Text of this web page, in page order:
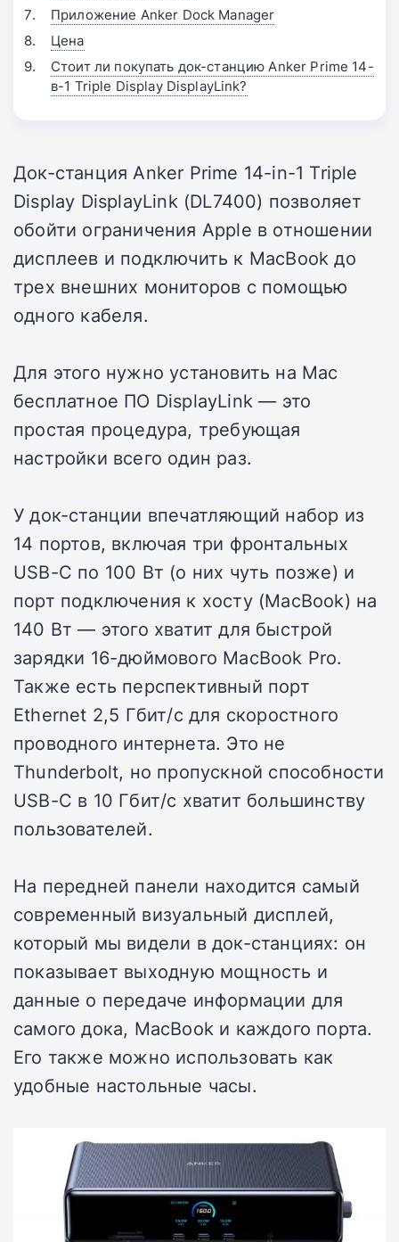
Приложение Anker Dock Manager
Цена
Стоит ли покупать док-станцию Anker Prime 14-
в-1 Triple Display DisplayLink?
Док-станция Anker Prime 14-in-1 Triple
Display DisplayLink (DL7400) позволяет
обойти ограничения Apple в отношении
дисплеев и подключить к MacBook до
трех внешних мониторов с помощью
одного кабеля.
Для этого нужно установить на Mac
бесплатное ПО DisplayLink — это
простая процедура, требующая
настройки всего один раз.
У док-станции впечатляющий набор из
14 портов, включая три фронтальных
USB-C по 100 Вт (о них чуть позже) и
порт подключения к хосту (MacBook) на
140 Вт — этого хватит для быстрой
зарядки 16-дюймового MacBook Pro.
Также есть перспективный порт
Ethernet 2,5 Гбит/с для скоростного
проводного интернета. Это не
Thunderbolt, но пропускной способности
USB-C в 10 Гбит/с хватит большинству
пользователей.
На передней панели находится самый
современный визуальный дисплей,
который мы видели в док-станциях: он
показывает выходную мощность и
данные о передаче информации для
самого дока, MacBook и каждого порта.
Его также можно использовать как
удобные настольные часы.